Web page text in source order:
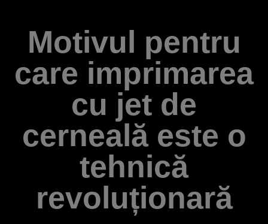
Motivul pentru
care imprimarea
cu jet de
cerneală este o
tehnică
revoluționară